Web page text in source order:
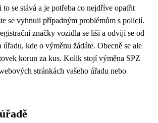
to se stává a je potřeba co nejdříve opatřit
se vyhnuli případným problémům s policií.
značky vozidla se liší a odvíjí se od
úřadu, kde o výměnu žádáte. Obecně se ale
korun za kus. Kolik stojí výměna SPZ
stránkách vašeho úřadu nebo